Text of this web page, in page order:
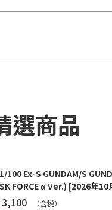
選商品
100 Ex-S GUNDAM/S
FORCE α Ver.) [2026年10
‌3,100
（含税）